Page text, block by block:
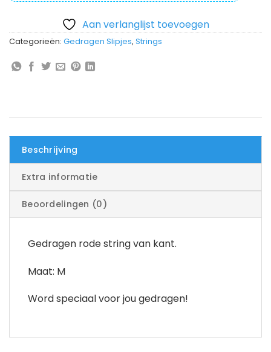
Aan verlanglijst toevoegen
Categorieën: Gedragen Slipjes, Strings
Beschrijving
Extra informatie
Beoordelingen (0)
Gedragen rode string van kant.
Maat: M
Word speciaal voor jou gedragen!